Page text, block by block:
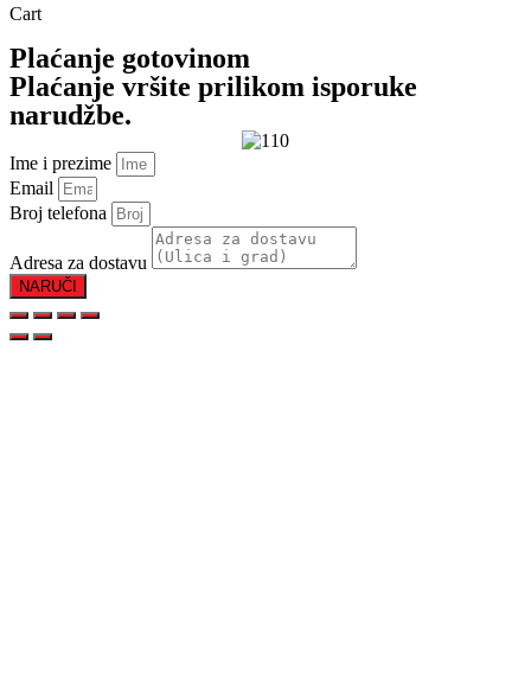
Cart
Plaćanje gotovinom
Plaćanje vršite prilikom isporuke
narudžbe.
Ime i prezime
Email
Broj telefona
Adresa za dostavu
NARUČI